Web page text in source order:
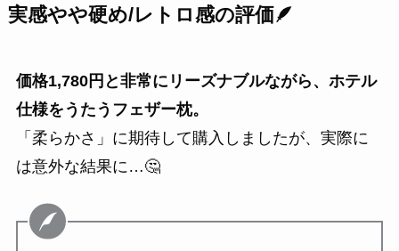
実感やや硬め/レトロ感の評価🪶
価格1,780円と非常にリーズナブルながら、ホテル
仕様をうたうフェザー枕。
「柔らかさ」に期待して購入しましたが、実際に
は意外な結果に…🤔